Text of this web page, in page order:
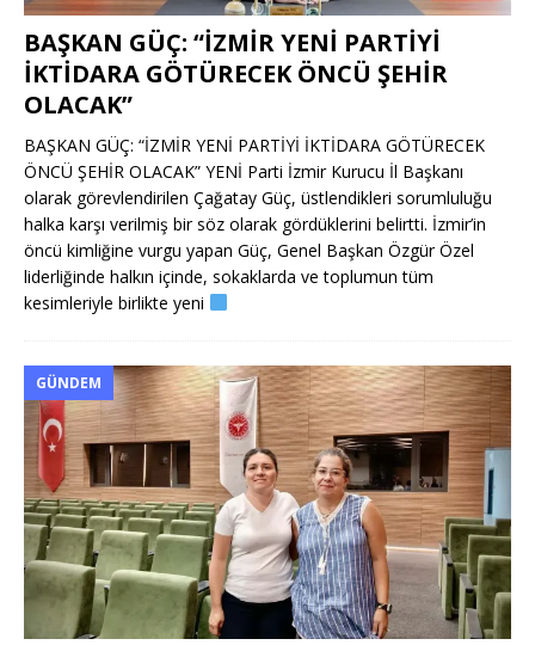
BAŞKAN GÜÇ: “İZMİR YENİ PARTİYİ
İKTİDARA GÖTÜRECEK ÖNCÜ ŞEHİR
OLACAK”
BAŞKAN GÜÇ: “İZMİR YENİ PARTİYİ İKTİDARA GÖTÜRECEK
ÖNCÜ ŞEHİR OLACAK” YENİ Parti İzmir Kurucu İl Başkanı
olarak görevlendirilen Çağatay Güç, üstlendikleri sorumluluğu
halka karşı verilmiş bir söz olarak gördüklerini belirtti. İzmir’in
öncü kimliğine vurgu yapan Güç, Genel Başkan Özgür Özel
liderliğinde halkın içinde, sokaklarda ve toplumun tüm
kesimleriyle birlikte yeni
GÜNDEM